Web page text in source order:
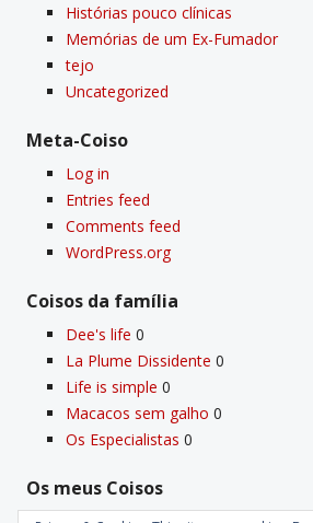
Histórias pouco clí­nicas
Memórias de um Ex-Fumador
tejo
Uncategorized
Meta-Coiso
Log in
Entries feed
Comments feed
WordPress.org
Coisos da famí­lia
Dee's life 0
La Plume Dissidente 0
Life is simple 0
Macacos sem galho 0
Os Especialistas 0
Os meus Coisos